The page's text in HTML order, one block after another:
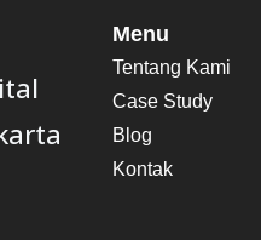
Menu
Tentang Kami
Case Study
Blog
Kontak